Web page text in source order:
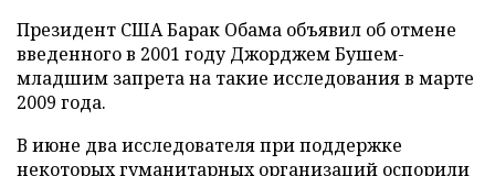
Президент США Барак Обама объявил об отмене
введенного в 2001 году Джорджем Бушем-
младшим запрета на такие исследования в марте
2009 года.
В июне два исследователя при поддержке
некоторых гуманитарных организаций оспорили